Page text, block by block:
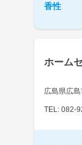
香性
ホーム
広島県広
TEL: 082-